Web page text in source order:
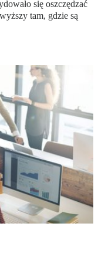
się oszczędzać
tam, gdzie są